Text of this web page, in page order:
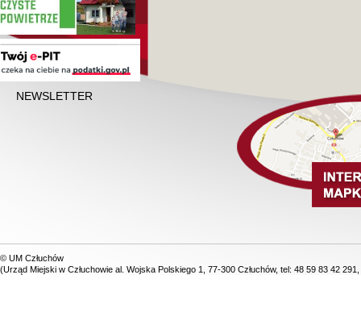
NEWSLETTER
© UM Człuchów
(Urząd Miejski w Człuchowie al. Wojska Polskiego 1, 77-300 Człuchów, tel: 48 59 83 42